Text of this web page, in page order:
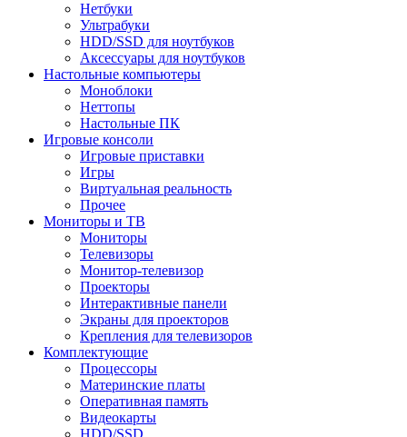
Нетбуки
Ультрабуки
HDD/SSD для ноутбуков
Аксессуары для ноутбуков
Настольные компьютеры
Моноблоки
Неттопы
Настольные ПК
Игровые консоли
Игровые приставки
Игры
Виртуальная реальность
Прочее
Мониторы и ТВ
Мониторы
Телевизоры
Монитор-телевизор
Проекторы
Интерактивные панели
Экраны для проекторов
Крепления для телевизоров
Комплектующие
Процессоры
Материнские платы
Оперативная память
Видеокарты
HDD/SSD